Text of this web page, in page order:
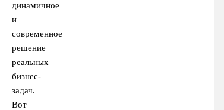
динамичное
и
современное
решение
реальных
бизнес-
задач.
Вот